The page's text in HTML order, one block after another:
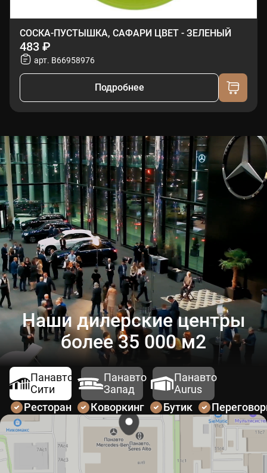
СОСКА-ПУСТЫШКА, САФАРИ ЦВЕТ - ЗЕЛЕНЫЙ
483 ₽
арт. B66958976
Подробнее
Наши дилерские центры
более 35 000 м2
Панавто
Сити
Панавто
Запад
Панавто
Aurus
Ресторан
Коворкинг Бутик